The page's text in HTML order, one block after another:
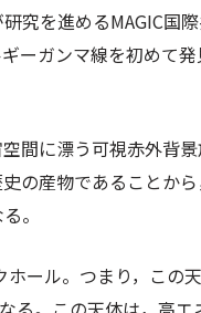
究を進めるMAGIC国
ーガンマ線を初めて
間に漂う可視赤外背
の産物であることか
。
ール。つまり，この